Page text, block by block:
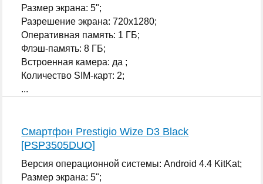
Размер экрана: 5";
Разрешение экрана: 720x1280;
Оперативная память: 1 ГБ;
Флэш-память: 8 ГБ;
Встроенная камера: да ;
Количество SIM-карт: 2;
...
Смартфон Prestigio Wize D3 Black
[PSP3505DUO]
Версия операционной системы: Android 4.4 KitKat;
Размер экрана: 5";